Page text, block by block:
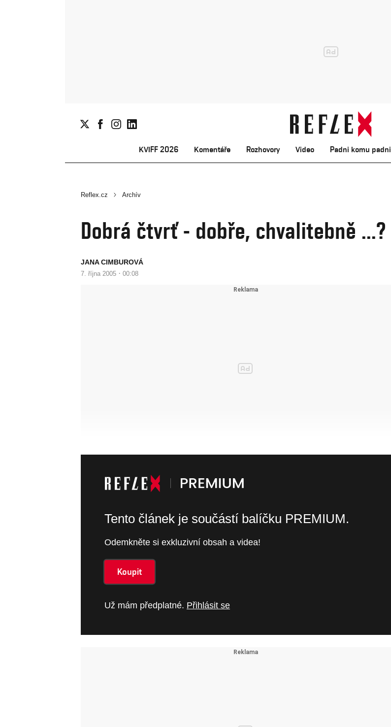
KVIFF 2026 Komentáře Rozhovory Video Padni komu padni
Reflex.cz Archív
Dobrá čtvrť - dobře, chvalitebně ...?
JANA CIMBUROVÁ
7. října 2005 · 00:08
Tento článek je součástí balíčku PREMIUM.
Odemkněte si exkluzivní obsah a videa!
Koupit
Už mám předplatné. Přihlásit se